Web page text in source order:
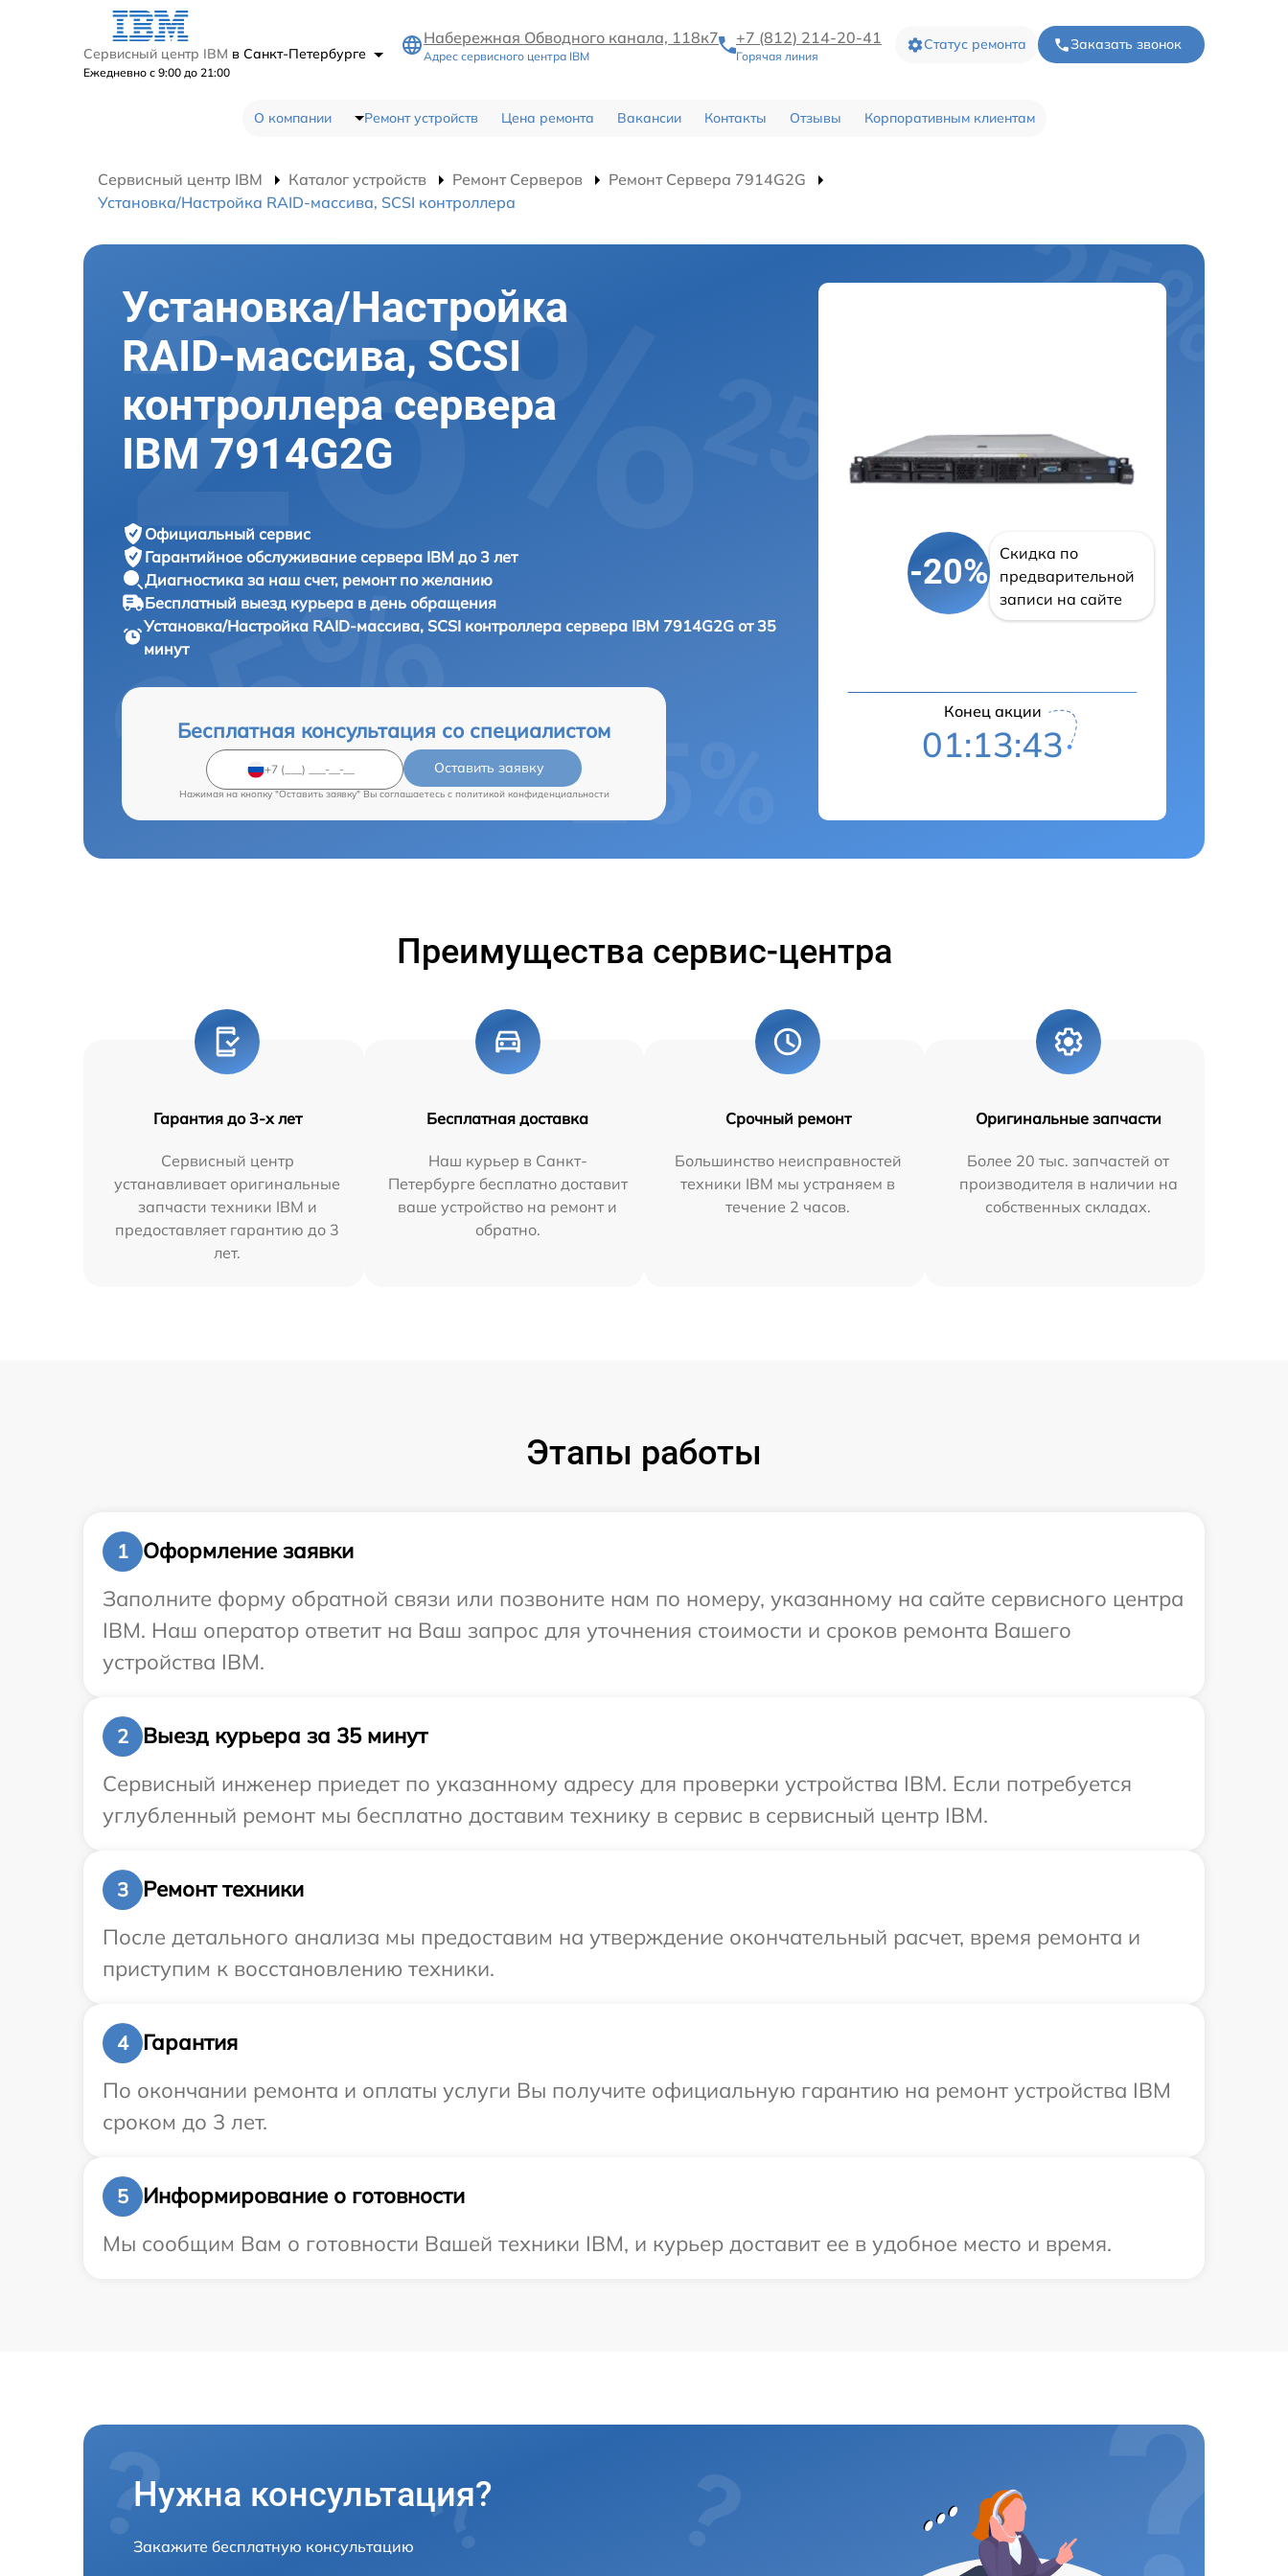
Сервисный центр IBM в Санкт-Петербурге
Ежедневно с 9:00 до 21:00
Набережная Обводного канала, 118к7
Адрес сервисного центра IBM
+7 (812) 214-20-41
Горячая линия
Статус ремонта Заказать звонок
О компании Ремонт устройств Цена ремонта Вакансии Контакты Отзывы Корпоративным клиентам
Сервисный центр IBM Каталог устройств Ремонт Серверов
Ремонт Сервера 7914G2G
Установка/Настройка RAID-массива, SCSI контроллера
Установка/Настройка
RAID-массива, SCSI
контроллера сервера
IBM 7914G2G
Официальный сервис
Гарантийное обслуживание сервера IBM до 3 лет
Диагностика за наш счет, ремонт по желанию
Бесплатный выезд курьера в день обращения
Установка/Настройка RAID-массива, SCSI контроллера сервера IBM 7914G2G от 35
минут
Бесплатная консультация со специалистом
Оставить заявку
Нажимая на кнопку "Оставить заявку" Вы соглашаетесь c политикой конфиденциальности
-20%
Скидка по
предварительной
записи на сайте
Конец акции
01:13:42
Преимущества сервис-центра
Гарантия до 3-х лет
Сервисный центр
устанавливает оригинальные
запчасти техники IBM и
предоставляет гарантию до 3
лет.
Бесплатная доставка
Наш курьер в Санкт-
Петербурге бесплатно доставит
ваше устройство на ремонт и
обратно.
Срочный ремонт
Большинство неисправностей
техники IBM мы устраняем в
течение 2 часов.
Оригинальные запчасти
Более 20 тыс. запчастей от
производителя в наличии на
собственных складах.
Этапы работы
1
Оформление заявки
Заполните форму обратной связи или позвоните нам по номеру, указанному на сайте сервисного центра
IBM. Наш оператор ответит на Ваш запрос для уточнения стоимости и сроков ремонта Вашего
устройства IBM.
2
Выезд курьера за 35 минут
Сервисный инженер приедет по указанному адресу для проверки устройства IBM. Если потребуется
углубленный ремонт мы бесплатно доставим технику в сервис в сервисный центр IBM.
3
Ремонт техники
После детального анализа мы предоставим на утверждение окончательный расчет, время ремонта и
приступим к восстановлению техники.
4
Гарантия
По окончании ремонта и оплаты услуги Вы получите официальную гарантию на ремонт устройства IBM
сроком до 3 лет.
5
Информирование о готовности
Мы сообщим Вам о готовности Вашей техники IBM, и курьер доставит ее в удобное место и время.
Нужна консультация?
Закажите бесплатную консультацию